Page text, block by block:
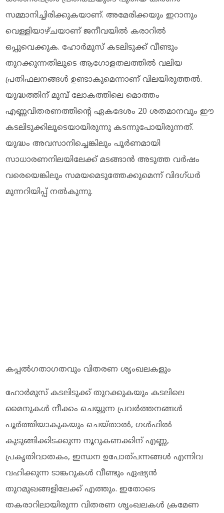
സമ്മാനിച്ചിരിക്കുകയാണ്. അമേരിക്കയും ഇറാനും
വെള്ളിയാഴ്ചയാണ് ജനീവയില്‍ കരാറില്‍
ഒപ്പുവെക്കുക. ഹോര്‍മുസ് കടലിടുക്ക് വീണ്ടും
തുറക്കുന്നതിലൂടെ ആഗോളതലത്തില്‍ വലിയ
പ്രതിഫലനങ്ങള്‍ ഉണ്ടാകുമെന്നാണ് വിലയിരുത്തല്‍.
യുദ്ധത്തിന് മുമ്പ് ലോകത്തിലെ മൊത്തം
എണ്ണവിതരണത്തിന്റെ ഏകദേശം 20 ശതമാനവും ഈ
കടലിടുക്കിലൂടെയായിരുന്നു കടന്നുപോയിരുന്നത്.
യുദ്ധം അവസാനിച്ചെങ്കിലും പൂര്‍ണമായി
സാധാരണനിലയിലേക്ക് മടങ്ങാന്‍ അടുത്ത വര്‍ഷം
വരെയെങ്കിലും സമയമെടുത്തേക്കുമെന്ന് വിദഗ്ധര്‍
മുന്നറിയിപ്പ് നല്‍കുന്നു.
കപ്പല്‍ഗതാഗതവും വിതരണ ശൃംഖലകളും
ഹോര്‍മുസ് കടലിടുക്ക് തുറക്കുകയും കടലിലെ
മൈനുകള്‍ നീക്കം ചെയ്യുന്ന പ്രവര്‍ത്തനങ്ങള്‍
പൂര്‍ത്തിയാകുകയും ചെയ്താല്‍, ഗള്‍ഫില്‍
കുടുങ്ങിക്കിടക്കുന്ന നൂറുകണക്കിന് എണ്ണ,
പ്രകൃതിവാതകം, ഇന്ധന ഉപോത്പന്നങ്ങള്‍ എന്നിവ
വഹിക്കുന്ന ടാങ്കറുകള്‍ വീണ്ടും ഏഷ്യന്‍
തുറമുഖങ്ങളിലേക്ക് എത്തും. ഇതോടെ
തകരാറിലായിരുന്ന വിതരണ ശൃംഖലകള്‍ ക്രമേണ